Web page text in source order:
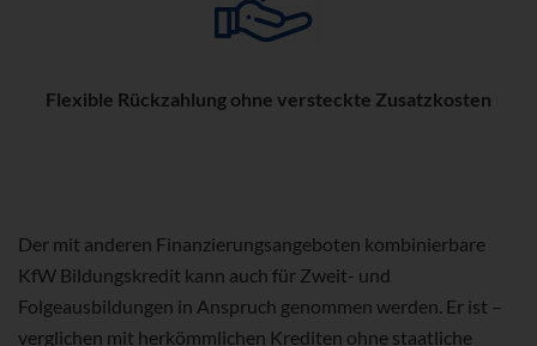
Flexible Rückzahlung ohne versteckte Zusatzkosten
Der mit anderen Finanzierungsangeboten kombinierbare
KfW Bildungskredit kann auch für Zweit- und
Folgeausbildungen in Anspruch genommen werden. Er ist –
verglichen mit herkömmlichen Krediten ohne staatliche